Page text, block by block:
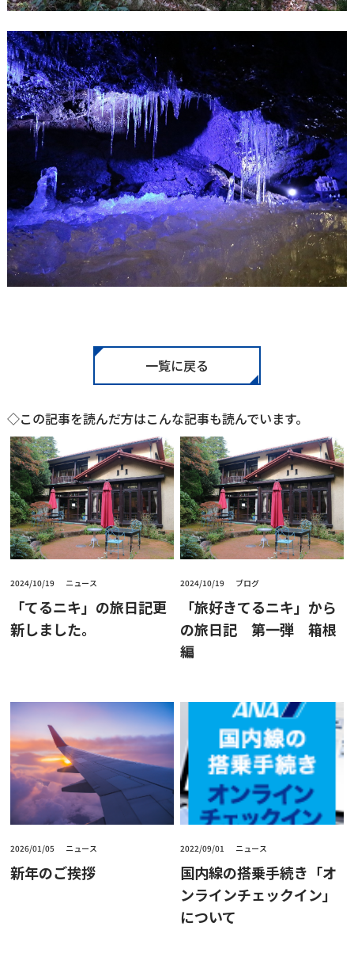
一覧に戻る
◇この記事を読んだ方はこんな記事も読んでいます。
2024/10/19 ニュース
「てるニキ」の旅日記更
新しました。
2024/10/19 ブログ
「旅好きてるニキ」から
の旅日記 第一弾 箱根
編
2026/01/05 ニュース
新年のご挨拶
2022/09/01 ニュース
国内線の搭乗手続き「オ
ンラインチェックイン」
について